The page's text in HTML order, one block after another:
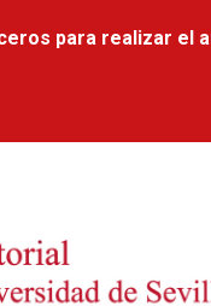
para realizar el